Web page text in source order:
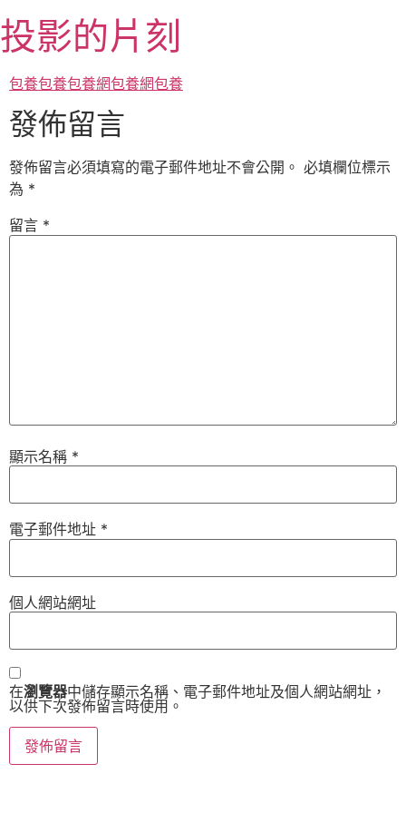
至
主
要
容
投影的片刻
包養包養包養網包養網包養
發佈留言
發佈留言必須填寫的電子郵件地址不會公開。 必填欄位標示
為 *
留言 *
顯示名稱 *
電子郵件地址 *
個人網站網址
在瀏覽器中儲存顯示名稱、電子郵件地址及個人網站網址，
以供下次發佈留言時使用。